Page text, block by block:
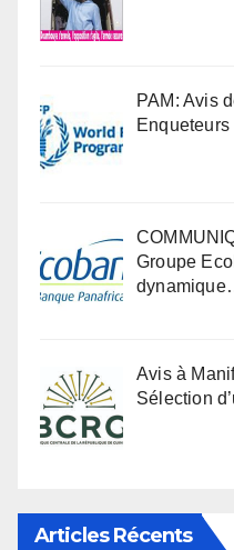
PAM: Avis
Enqueteurs
Groupe
Avis à
Sélection
Articles Récents